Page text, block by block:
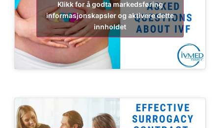
Klikk for å godta markedsføring
informasjonskapsler og aktivere dette
innholdet